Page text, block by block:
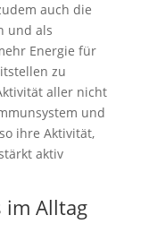
auch die
und als
Energie für
zu
aller nicht
und
ihre Aktivität,
aktiv
im Alltag